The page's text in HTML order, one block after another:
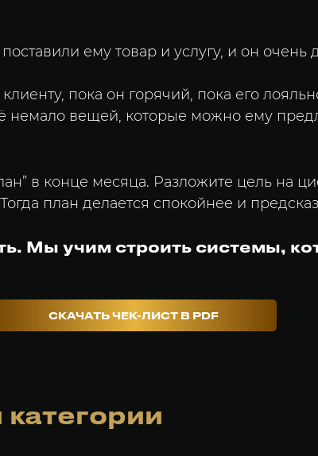
ему товар и услугу, и он очень
пока он горячий, пока его
немало вещей, которые можно ему
в конце месяца. Разложите цель на
план делается спокойнее и
Мы учим строить системы,
СКАЧАТЬ ЧЕК-ЛИСТ В PDF